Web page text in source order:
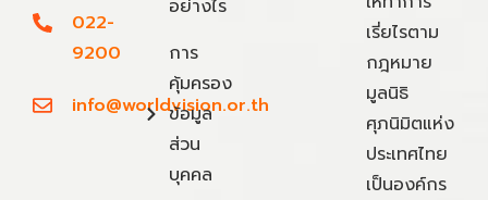
022-
9200
info@worldvision.or.th
อย่างไร
การ
คุ้มครอง
ข้อมูล
ส่วน
บุคคล
เรี่ยไรตาม
กฎหมาย
มูลนิธิ
ศุภนิมิตแห่ง
ประเทศไทย
เป็นองค์กร